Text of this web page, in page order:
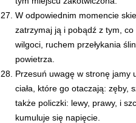
W odpowiednim momencie
zatrzymaj ją i pobądź z tym,
wilgoci, ruchem przełykania
powietrza.
Przesuń uwagę w stronę jamy
ciała, które go otaczają: zęby,
także policzki: lewy, prawy, i
kumuluje się napięcie.